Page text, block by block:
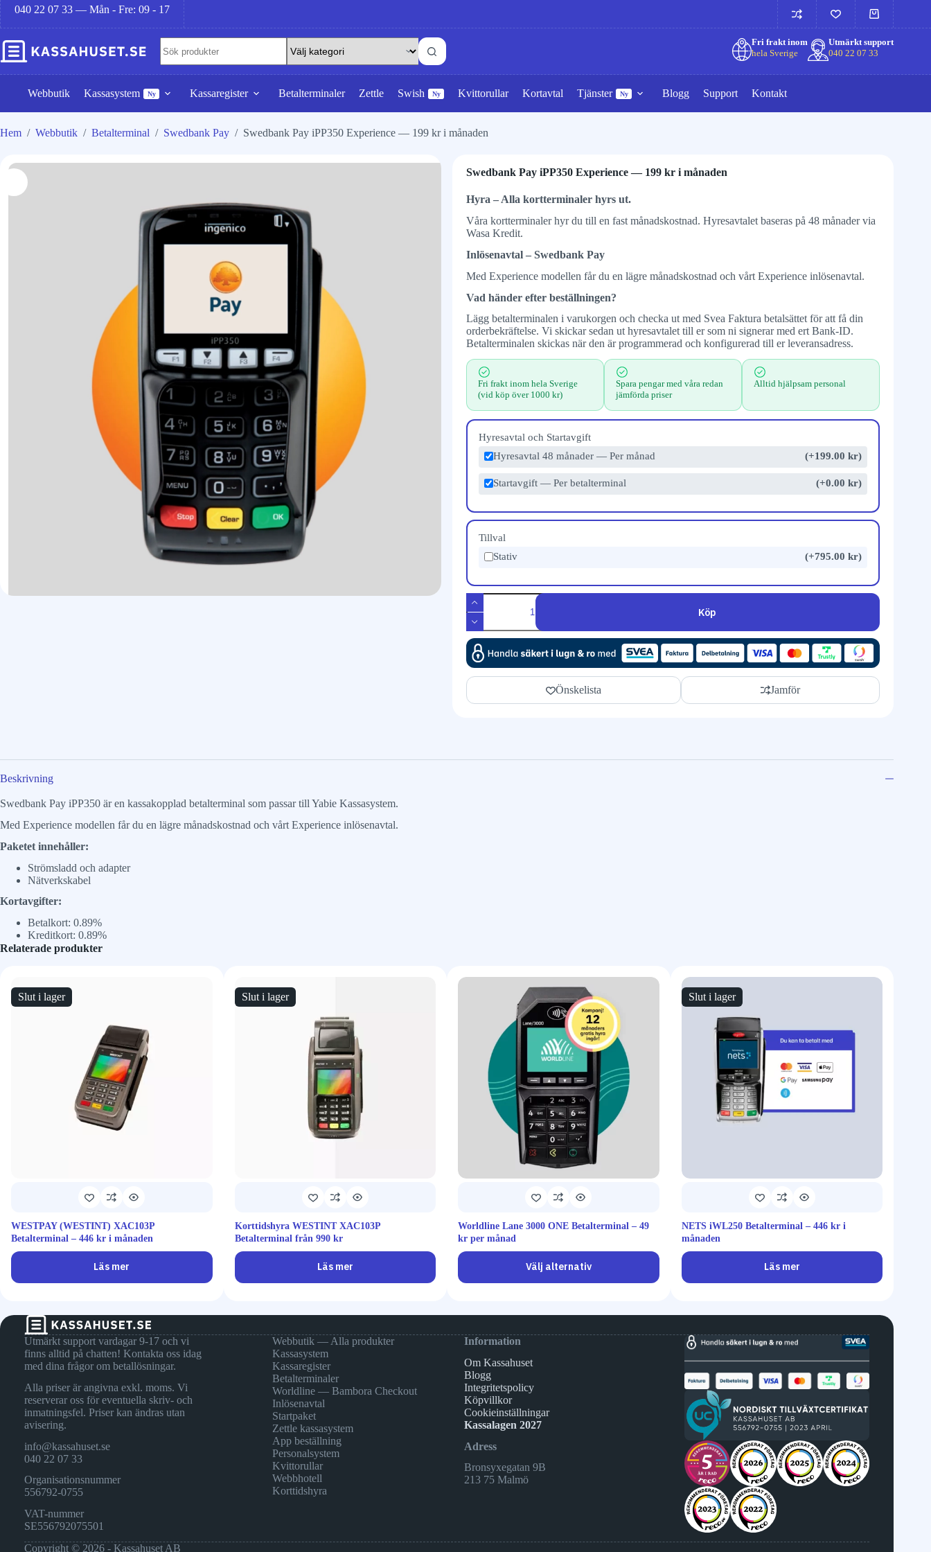
040 22 07 33 — Mån - Fre: 09 - 17
Fri frakt inom
hela Sverige
Utmärkt support
040 22 07 33
Webbutik Kassasystem Ny Kassaregister Betalterminaler Zettle Swish Ny Kvittorullar Kortavtal Tjänster Ny Blogg Support Kontakt
Hem / Webbutik / Betalterminal / Swedbank Pay / Swedbank Pay iPP350 Experience — 199 kr i månaden
Swedbank Pay iPP350 Experience — 199 kr i månaden
Hyra – Alla kortterminaler hyrs ut.
Våra kortterminaler hyr du till en fast månadskostnad. Hyresavtalet baseras på 48 månader via
Wasa Kredit.
Inlösenavtal – Swedbank Pay
Med Experience modellen får du en lägre månadskostnad och vårt Experience inlösenavtal.
Vad händer efter beställningen?
Lägg betalterminalen i varukorgen och checka ut med Svea Faktura betalsättet för att få din
orderbekräftelse. Vi skickar sedan ut hyresavtalet till er som ni signerar med ert Bank-ID.
Betalterminalen skickas när den är programmerad och konfigurerad till er leveransadress.
Fri frakt inom hela Sverige
(vid köp över 1000 kr)
Spara pengar med våra redan
jämförda priser
Alltid hjälpsam personal
Hyresavtal och Startavgift
Hyresavtal 48 månader — Per månad
(+199.00 kr)
Startavgift — Per betalterminal (+0.00 kr)
Tillval
Stativ
(+795.00 kr)
Köp
Önskelista Jamför
Beskrivning
Swedbank Pay iPP350 är en kassakopplad betalterminal som passar till Yabie Kassasystem.
Med Experience modellen får du en lägre månadskostnad och vårt Experience inlösenavtal.
Paketet innehåller:
Strömsladd och adapter
Nätverkskabel
Kortavgifter:
Betalkort: 0.89%
Kreditkort: 0.89%
Relaterade produkter
Slut i lager
WESTPAY (WESTINT) XAC103P
Betalterminal – 446 kr i månaden
Läs mer
Slut i lager
Korttidshyra WESTINT XAC103P
Betalterminal från 990 kr
Läs mer
Worldline Lane 3000 ONE Betalterminal – 49
kr per månad
Välj alternativ
Slut i lager
NETS iWL250 Betalterminal – 446 kr i
månaden
Läs mer
Utmärkt support vardagar 9-17 och vi
finns alltid på chatten! Kontakta oss idag
med dina frågor om betallösningar.
Alla priser är angivna exkl. moms. Vi
reserverar oss för eventuella skriv- och
inmatningsfel. Priser kan ändras utan
avisering.
info@kassahuset.se
040 22 07 33
Organisationsnummer
556792-0755
VAT-nummer
SE556792075501
Webbutik — Alla produkter
Kassasystem
Kassaregister
Betalterminaler
Worldline — Bambora Checkout
Inlösenavtal
Startpaket
Zettle kassasystem
App beställning
Personalsystem
Kvittorullar
Webbhotell
Korttidshyra
Information
Om Kassahuset
Blogg
Integritetspolicy
Köpvillkor
Cookieinställningar
Kassalagen 2027
Adress
Bronsyxegatan 9B
213 75 Malmö
Copyright © 2026 - Kassahuset AB